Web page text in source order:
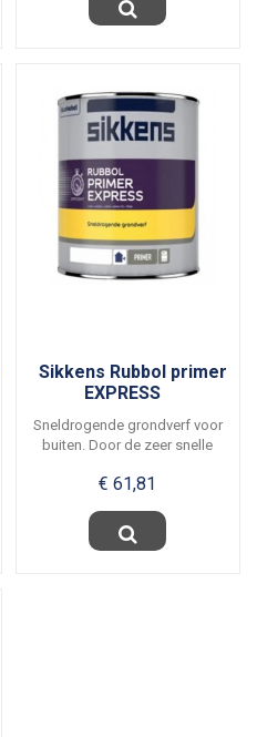
Sikkens Rubbol primer
EXPRESS
Sneldrogende grondverf voor
buiten. Door de zeer snelle
€ 61,81